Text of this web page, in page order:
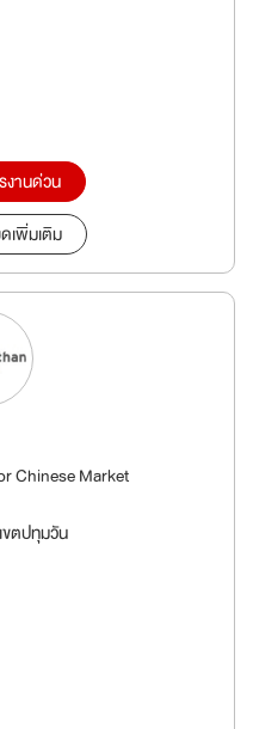
งานด่วน
เพิ่มเติม
Chinese Market
ขตปทุมวัน